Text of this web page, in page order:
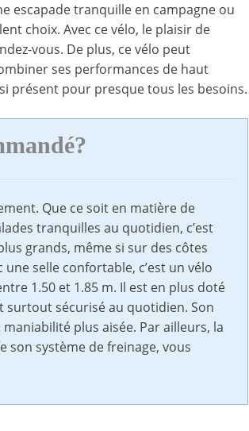
escapade tranquille en campagne ou
choix. Avec ce vélo, le plaisir de
vous. De plus, ce vélo peut
ses performances de haut
présent pour presque tous les besoins.
Que ce soit en matière de
tranquilles au quotidien, c’est
grands, même si sur des côtes
selle confortable, c’est un vélo
1.50 et 1.85 m. Il est en plus doté
sécurisé au quotidien. Son
plus aisée. Par ailleurs, la
son système de freinage, vous